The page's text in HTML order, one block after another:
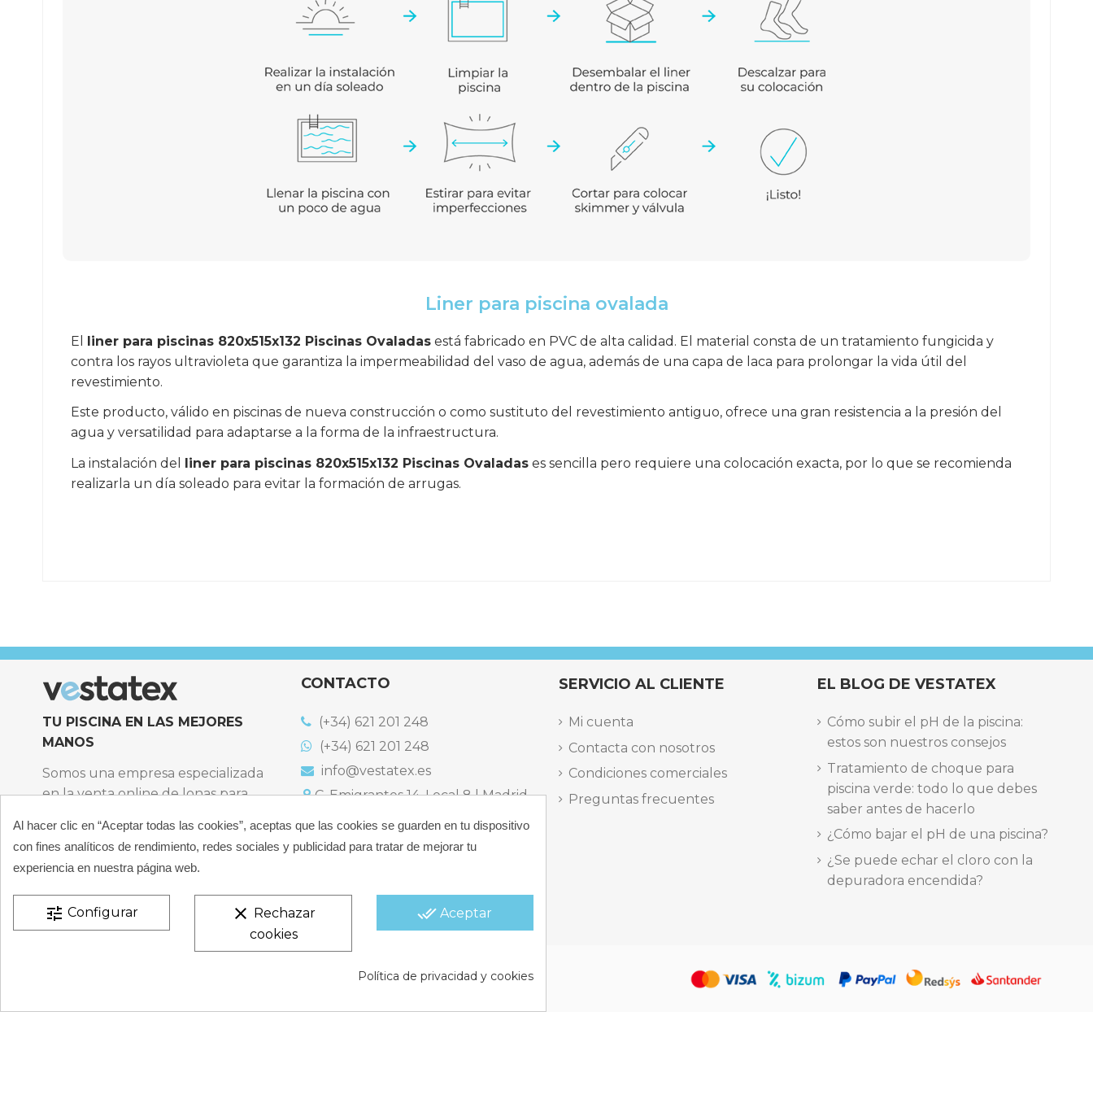
Liner para piscina ovalada
El liner para piscinas 820x515x132 Piscinas Ovaladas está fabricado en PVC de alta calidad. El material consta de un tratamiento fungicida y
contra los rayos ultravioleta que garantiza la impermeabilidad del vaso de agua, además de una capa de laca para prolongar la vida útil del
revestimiento.
Este producto, válido en piscinas de nueva construcción o como sustituto del revestimiento antiguo, ofrece una gran resistencia a la presión del
agua y versatilidad para adaptarse a la forma de la infraestructura.
La instalación del
liner para piscinas 820x515x132 Piscinas Ovaladas es sencilla pero requiere una colocación exacta, por lo que se recomienda
realizarla un día soleado para evitar la formación de arrugas.
TU PISCINA EN LAS MEJORES
MANOS
Somos una empresa especializada
en la venta online de lonas para
climatización, limpieza y
desinfección para piscinas privadas
particulares.
CONÓCENOS
CONTACTO
(+34) 621 201 248
(+34) 621 201 248
info@vestatex.es
C. Emigrantes 14, Local 8 | Madrid,
Bulevard dels Musics, 11 | Alicante,
España
SERVICIO AL CLIENTE
Mi cuenta
Contacta con nosotros
Condiciones comerciales
Preguntas frecuentes
EL BLOG DE VESTATEX
Cómo subir el pH de la piscina:
estos son nuestros consejos
Tratamiento de choque para
piscina verde: todo lo que debes
saber antes de hacerlo
¿Cómo bajar el pH de una piscina?
¿Se puede echar el cloro con la
depuradora encendida?
Términos y condiciones | Política de Cookies |
Política
Al hacer clic en “Aceptar todas las cookies”, aceptas que las cookies se guarden en tu dispositivo
con fines analíticos de rendimiento, redes sociales y publicidad para tratar de mejorar tu
experiencia en nuestra página web.
done_all Aceptar
clear Rechazar
cookies
tune Configurar
Política de privacidad y cookies